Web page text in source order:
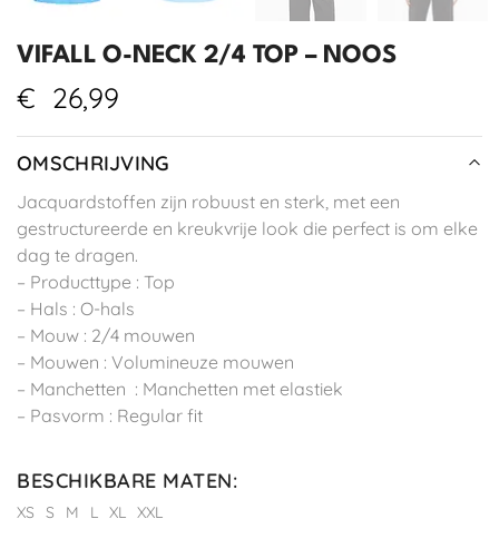
VIFALL O-NECK 2/4 TOP – NOOS
€ 26,99
OMSCHRIJVING
Jacquardstoffen zijn robuust en sterk, met een
gestructureerde en kreukvrije look die perfect is om elke
dag te dragen.
– Producttype : Top
– Hals : O-hals
– Mouw : 2/4 mouwen
– Mouwen : Volumineuze mouwen
– Manchetten : Manchetten met elastiek
– Pasvorm : Regular fit
BESCHIKBARE MATEN:
XS S M L XL XXL